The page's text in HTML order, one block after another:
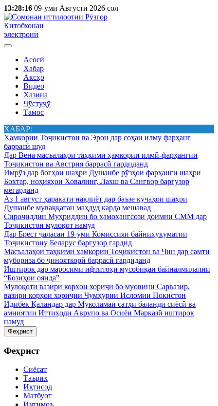
13:28:16 09-уми Августи 2026 сол
Китобхонаи
электронӣ
Асосӣ
Хабар
Аксҳо
Видео
Хазина
Ҷӯстуҷӯ
Тамос
ХАБАР:
Ҳамкории Тоҷикистон ва Эрон дар соҳаи илму фарҳанг
баррасӣ шуд
Дар Вена масъалаҳои таҳкими ҳамкории илмӣ-фарҳангии
Тоҷикистон ва Австрия баррасӣ гардиданд
Имрӯз дар боғҳои шаҳри Душанбе рӯзҳои фарҳанги шаҳри
Бохтар, ноҳияҳои Ховалинг, Лахш ва Сангвор баргузор
мегарданд
Аз 1 август ҳаракати нақлиёт дар баъзе кӯчаҳои шаҳри
Душанбе муваққатан маҳдуд карда мешавад
Сироҷиддин Муҳриддин бо ҳамоҳангсози доимии СММ дар
Тоҷикистон мулоқот намуд
Дар Брест ҷаласаи 19-уми Комиссияи байниҳукуматии
Тоҷикистону Беларус баргузор гардид
Масъалаҳои таҳкими ҳамкории Тоҷикистон ва Чин дар самти
мубориза бо ҷинояткорӣ баррасӣ гардиданд
Иштирок дар маросими ифтитоҳи мусобиқаи байналмилалии
“Бозиҳои оянда”
Мулоқоти вазири корҳои хориҷӣ бо муовини Сарвазир,
вазири корҳои хориҷии Ҷумҳурии Исломии Покистон
Идибек Қаландар дар Муколамаи сатҳи баланди сиёсӣ ва
амниятии Иттиҳоди Аврупо ва Осиёи Марказӣ иштирок
намуд
Феҳрист
Феҳрист
Сиёсат
Таърих
Иқтисод
Матбуот